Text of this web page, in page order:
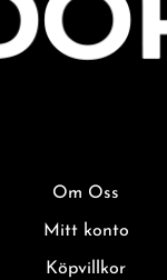
Om Oss
Mitt konto
Köpvillkor